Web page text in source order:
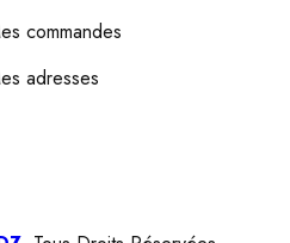
commandes
adresses